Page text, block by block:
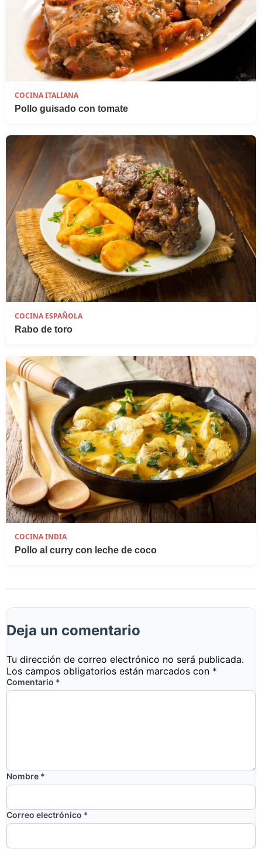
COCINA ITALIANA
Pollo guisado con tomate
COCINA ESPAÑOLA
Rabo de toro
COCINA INDIA
Pollo al curry con leche de coco
Deja un comentario
Tu dirección de correo electrónico no será publicada.
Los campos obligatorios están marcados con *
Comentario *
Nombre *
Correo electrónico *